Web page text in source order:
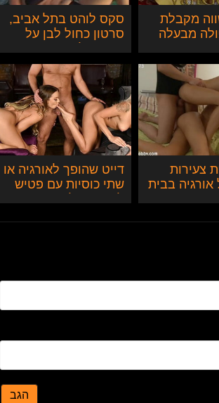
מקבלת
מבעלה
סקס לוהט בתל אביב,
סרטון כחול לבן על
שמזרים שתי כוסיות
בחוף
צעירות
אורגיה בבית
דייט שהופך לאורגיה או
שתי כוסיות עם פטיש
הגב